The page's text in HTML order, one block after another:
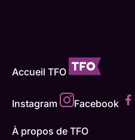
Accueil TFO
Instagram Facebook
À propos de TFO